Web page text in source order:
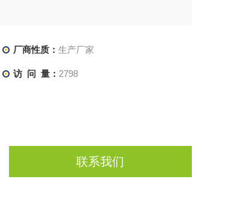
厂商性质： 生产厂家
访 问 量： 2798
联系我们